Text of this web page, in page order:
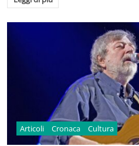
Articoli Cronaca Cultura